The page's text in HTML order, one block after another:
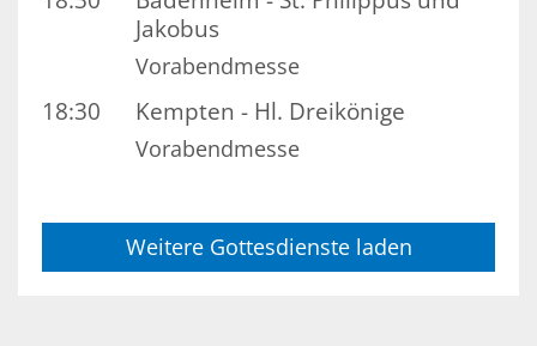
Jakobus
Vorabendmesse
18:30 Kempten - Hl. Dreikönige
Vorabendmesse
Weitere Gottesdienste laden